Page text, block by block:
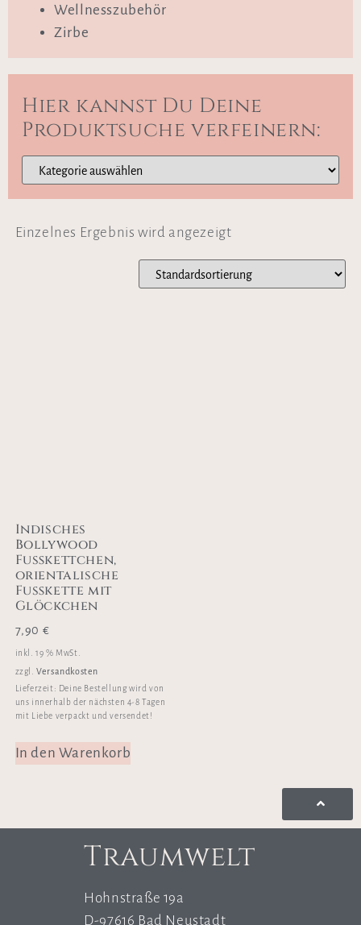
Wellnesszubehör
Zirbe
Hier kannst Du Deine
Produktsuche verfeinern:
Einzelnes Ergebnis wird angezeigt
Indisches
Bollywood
Fußkettchen,
orientalische
Fußkette mit
Glöckchen
7,90 €
inkl. 19 % MwSt.
zzgl.Versandkosten
Lieferzeit: Deine Bestellung wird von
uns innerhalb der nächsten 4-8 Tagen
mit Liebe verpackt und versendet!
In den Warenkorb
Traumwelt
Hohnstraße 19a
D-97616 Bad Neustadt